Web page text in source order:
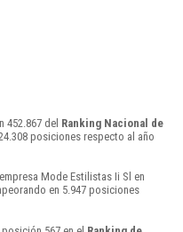
del Ranking Nacional de
posiciones respecto al año
Mode Estilistas Ii Sl en
en 5.947 posiciones